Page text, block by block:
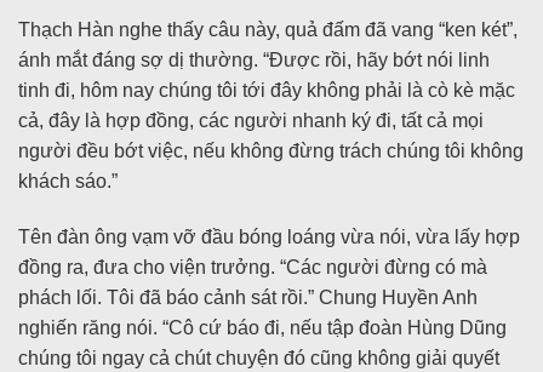
Thạch Hàn nghe thấy câu này, quả đấm đã vang “ken két”,
ánh mắt đáng sợ dị thường. “Được rồi, hãy bớt nói linh
tinh đi, hôm nay chúng tôi tới đây không phải là cò kè mặc
cả, đây là hợp đồng, các người nhanh ký đi, tất cả mọi
người đều bớt việc, nếu không đừng trách chúng tôi không
khách sáo.”
Tên đàn ông vạm vỡ đầu bóng loáng vừa nói, vừa lấy hợp
đồng ra, đưa cho viện trưởng. “Các người đừng có mà
phách lối. Tôi đã báo cảnh sát rồi.” Chung Huyền Anh
nghiến răng nói. “Cô cứ báo đi, nếu tập đoàn Hùng Dũng
chúng tôi ngay cả chút chuyện đó cũng không giải quyết